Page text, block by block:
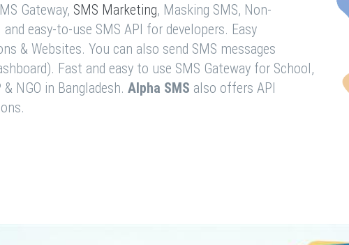
Gateway, SMS Marketing, Masking SMS, Non-
easy-to-use SMS API for developers. Easy
& Websites. You can also send SMS messages
Fast and easy to use SMS Gateway for School,
NGO in Bangladesh. Alpha SMS also offers API